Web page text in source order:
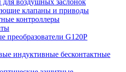
воздушных заслонок
клапаны и приводы
контроллеры
преобразователи G120P
индуктивные бесконтактные